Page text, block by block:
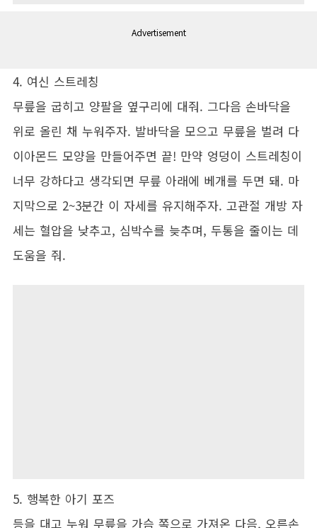
Advertisement
4. 여신 스트레칭
무릎을 굽히고 양팔을 옆구리에 대줘. 그다음 손바닥을
위로 올린 채 누워주자. 발바닥을 모으고 무릎을 벌려 다
이아몬드 모양을 만들어주면 끝! 만약 엉덩이 스트레칭이
너무 강하다고 생각되면 무릎 아래에 베개를 두면 돼. 마
지막으로 2~3분간 이 자세를 유지해주자. 고관절 개방 자
세는 혈압을 낮추고, 심박수를 늦추며, 두통을 줄이는 데
도움을 줘.
5. 행복한 아기 포즈
등을 대고 누워 무릎을 가슴 쪽으로 가져온 다음, 오른손